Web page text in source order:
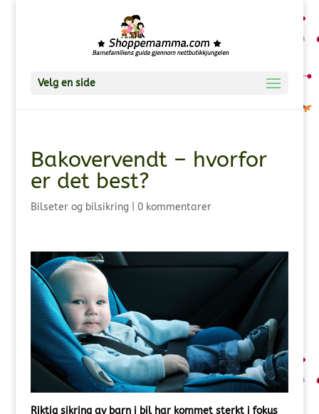
Velg en side
Bakovervendt – hvorfor
er det best?
Bilseter og bilsikring 0 kommentarer
Riktig sikring av barn i bil har kommet sterkt i fokus